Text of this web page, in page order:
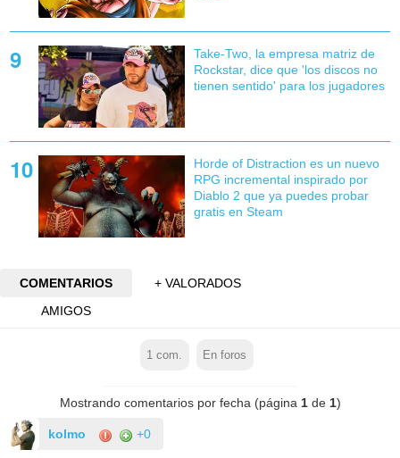
Take-Two, la empresa matriz de
Rockstar, dice que 'los discos no
tienen sentido' para los jugadores
Horde of Distraction es un nuevo
RPG incremental inspirado por
Diablo 2 que ya puedes probar
gratis en Steam
COMENTARIOS
+ VALORADOS
AMIGOS
1 com. En foros
Mostrando comentarios por fecha (página 1de 1)
kolmo +0